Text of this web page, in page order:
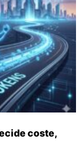
coste,